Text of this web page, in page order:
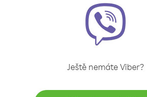
Ještě nemáte Viber?